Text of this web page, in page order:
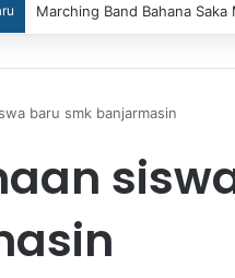
Marching Band Bahana
baru smk banjarmasin